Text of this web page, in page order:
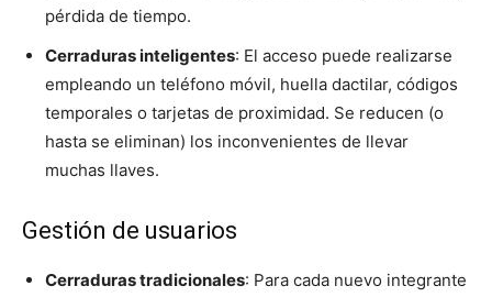
pérdida de tiempo.
Cerraduras inteligentes: El acceso puede realizarse
empleando un teléfono móvil, huella dactilar, códigos
temporales o tarjetas de proximidad. Se reducen (o
hasta se eliminan) los inconvenientes de llevar
muchas llaves.
Gestión de usuarios
Cerraduras tradicionales: Para cada nuevo integrante